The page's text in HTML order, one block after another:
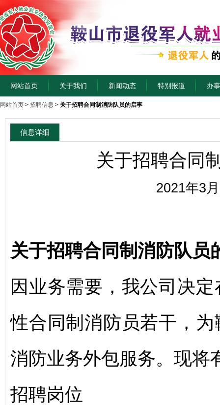
网站首页 关于我们 新闻动态 特别报道 办
网站首页 > 招聘信息 > 关于招聘合同制消防队员的启事
信息详细
关于招聘合同
2021年3
关于招聘合同制消防队员
因业务需要，我公司决
性合同制消防员若干，
消防业务外包服务。现将
招聘岗位